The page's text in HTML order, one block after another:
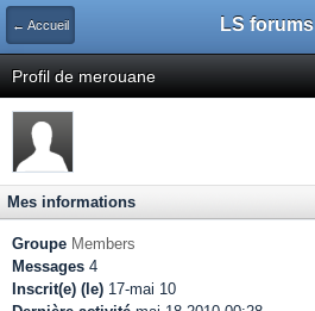
← Accueil LS forums
Profil de merouane
Mes informations
Groupe Members
Messages 4
Inscrit(e) (le) 17-mai 10